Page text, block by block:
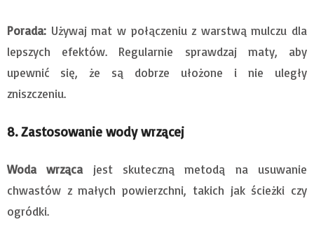
Porada: Używaj mat w połączeniu z warstwą mulczu dla
lepszych efektów. Regularnie sprawdzaj maty, aby
upewnić się, że są dobrze ułożone i nie uległy
zniszczeniu.
8. Zastosowanie wody wrzącej
Woda wrząca jest skuteczną metodą na usuwanie
chwastów z małych powierzchni, takich jak ścieżki czy
ogródki.